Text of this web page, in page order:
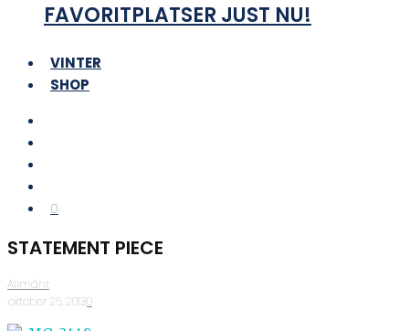
FAVORITPLATSER JUST NU!
VINTER
SHOP
0
STATEMENT PIECE
Allmänt
·oktober 25, 2013·0